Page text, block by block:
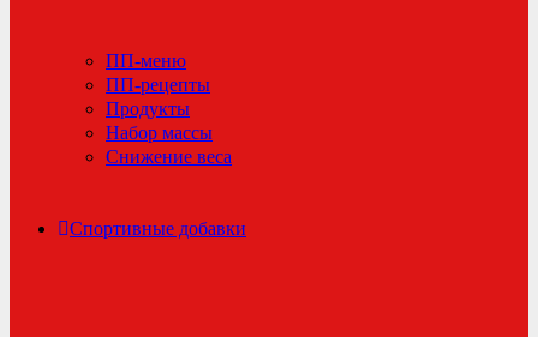
ПП-меню
ПП-рецепты
Продукты
Набор массы
Снижение веса
Спортивные добавки